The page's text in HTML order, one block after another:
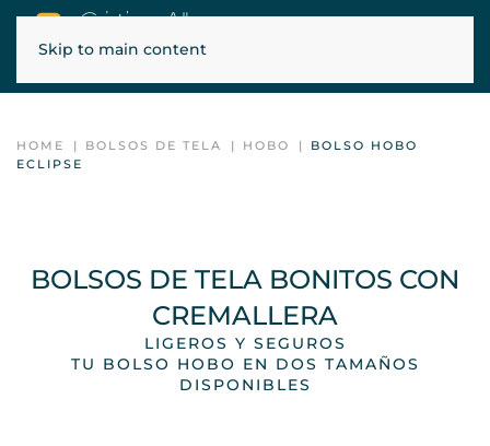
Skip to main content
HOME BOLSOS DE TELA HOBO
BOLSO HOBO
ECLIPSE
BOLSOS DE TELA BONITOS CON
CREMALLERA
LIGEROS Y SEGUROS
TU BOLSO HOBO EN DOS TAMAÑOS
DISPONIBLES